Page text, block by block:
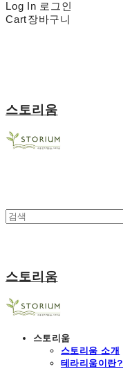
Log In 로그인
Cart장바구니
스토리움
스토리움
스토리움
스토리움 소개
테라리움이란?